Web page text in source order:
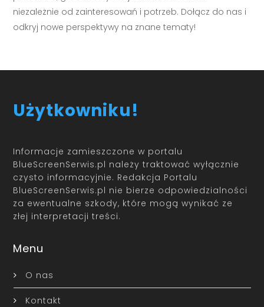
niezależnie od zainteresowań i potrzeb. Dołącz do nas i
odkryj nowe perspektywy na znane tematy!
Użytkowniku!
Informacje zamieszczone w portalu
BlueScreenSerwis.pl należy traktować wyłącznie
czysto informacyjnie. Redakcja Portalu
BlueScreenSerwis.pl nie bierze odpowiedzialności
za ewentualne szkody, które mogą wynikać ze
złej interpretacji treści.
Menu
O nas
Kontakt